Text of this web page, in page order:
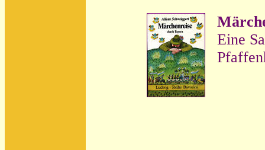
Eine